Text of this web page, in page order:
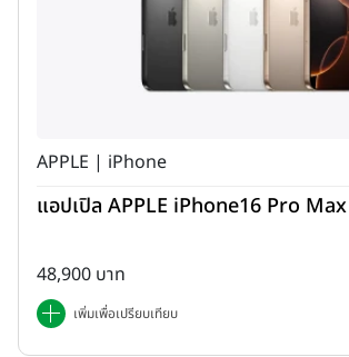
APPLE | iPhone
แอปเปิล APPLE iPhone16 Pro
48,900 บาท
เพิ่มเพื่อเปรียบเทียบ